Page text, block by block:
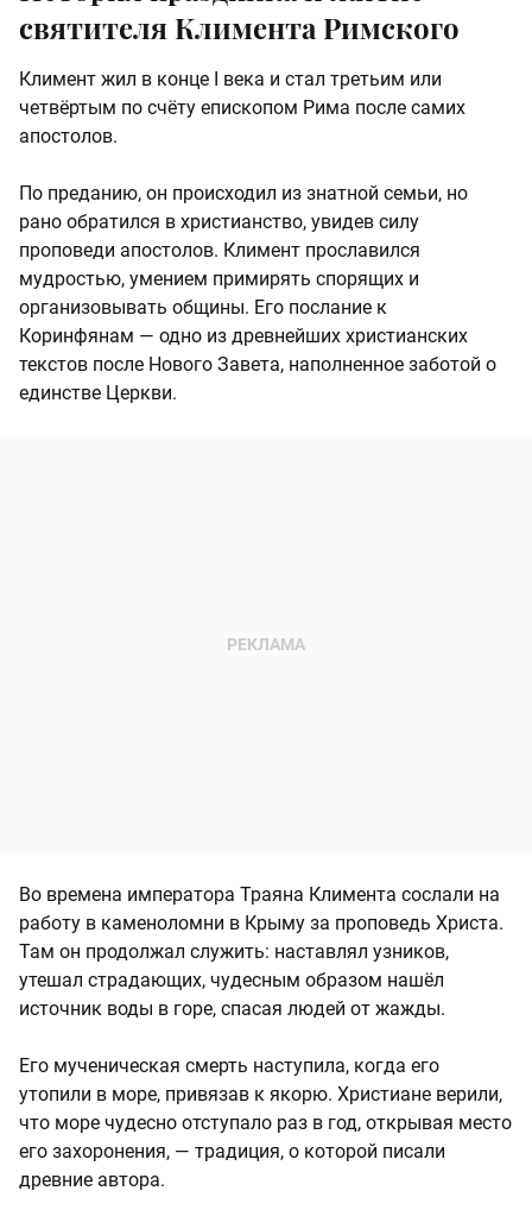
святителя Климента Римского
Климент жил в конце I века и стал третьим или
четвёртым по счёту епископом Рима после самих
апостолов.
По преданию, он происходил из знатной семьи, но
рано обратился в христианство, увидев силу
проповеди апостолов. Климент прославился
мудростью, умением примирять спорящих и
организовывать общины. Его послание к
Коринфянам — одно из древнейших христианских
текстов после Нового Завета, наполненное заботой о
единстве Церкви.
Во времена императора Траяна Климента сослали на
работу в каменоломни в Крыму за проповедь Христа.
Там он продолжал служить: наставлял узников,
утешал страдающих, чудесным образом нашёл
источник воды в горе, спасая людей от жажды.
Его мученическая смерть наступила, когда его
утопили в море, привязав к якорю. Христиане верили,
что море чудесно отступало раз в год, открывая место
его захоронения, — традиция, о которой писали
древние автора.